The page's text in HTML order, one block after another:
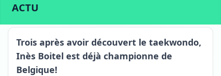
ACTU
Oeudeghien
Trois après avoir découvert le taekwondo,
Inès Boitel est déjà championne de
Belgique!